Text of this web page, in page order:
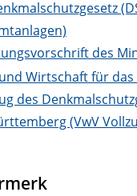
des
Wirtschaft für
des
(VwV